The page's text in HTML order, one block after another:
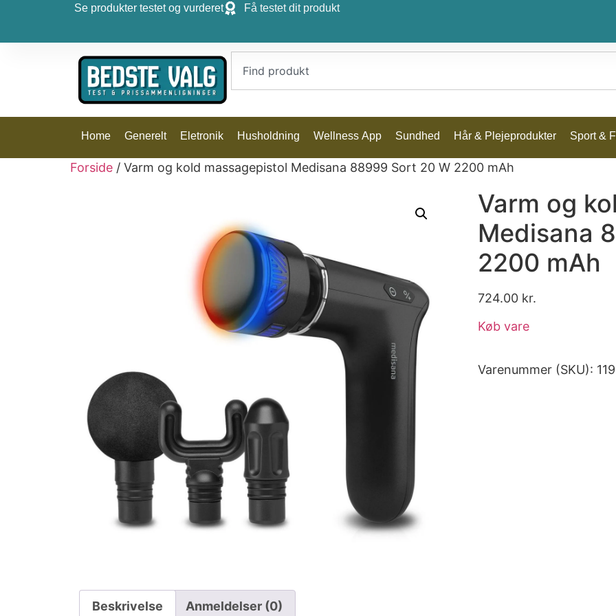
Se produkter testet og vurderet Få testet dit produkt
Home Generelt Eletronik Husholdning Wellness App Sundhed Hår & Plejeprodukter Sport &
Forside / Varm og kold massagepistol Medisana 88999 Sort 20 W 2200 mAh
Varm og
Medisana
2200 mAh
724.00 kr.
Køb vare
Varenummer (SKU):
Beskrivelse Anmeldelser (0)